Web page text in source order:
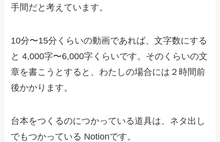
手間だと考えています。
10分〜15分くらいの動画であれば、文字数にする
と 4,000字〜6,000字くらいです。そのくらいの文
章を書こうとすると、わたしの場合には２時間前
後かかります。
台本をつくるのにつかっている道具は、ネタ出し
でもつかっている Notionです。